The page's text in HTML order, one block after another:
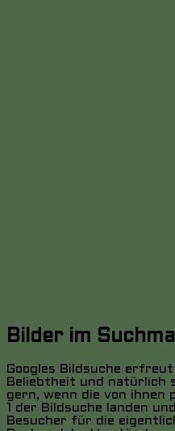
Bilder im
Googles Bildsuche
Beliebtheit und natürlich
gern, wenn die von ihnen
1 der Bildsuche landen
Besucher für die